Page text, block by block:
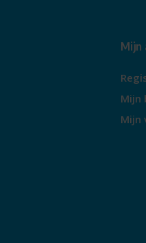
Mijn
Mijn
Mijn